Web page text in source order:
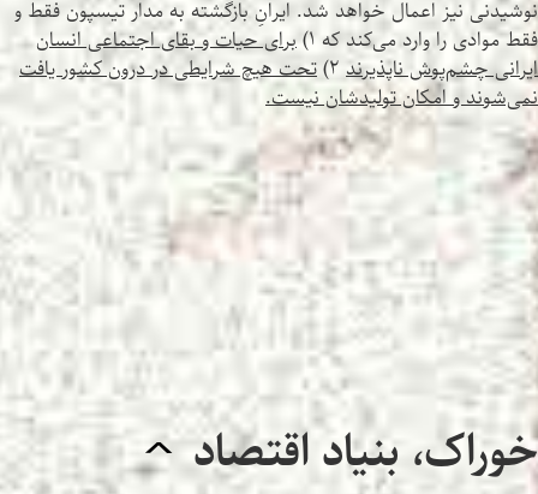
نوشیدنی نیز اعمال خواهد شد. ایرانِ بازگشته به مدار تیسپون فقط و
فقط موادی را وارد می‌کند که ۱)
برای حیات و بقای اجتماعی انسان
ایرانی چشم‌پوش ناپذیرند
تحت هیچ شرایطی در درون کشور یافت
نمی‌شوند و امکان تولیدشان نیست.
خوراک، بنیاد اقتصاد ^